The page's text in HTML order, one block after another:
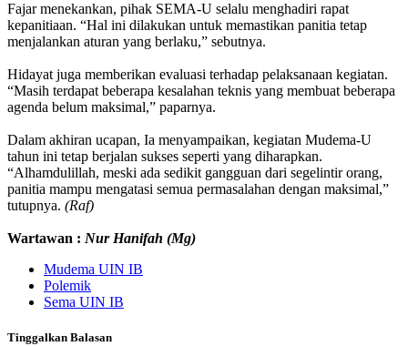
Fajar menekankan, pihak SEMA-U selalu menghadiri rapat
kepanitiaan. “Hal ini dilakukan untuk memastikan panitia tetap
menjalankan aturan yang berlaku,” sebutnya.
Hidayat juga memberikan evaluasi terhadap pelaksanaan kegiatan.
“Masih terdapat beberapa kesalahan teknis yang membuat beberapa
agenda belum maksimal,” paparnya.
Dalam akhiran ucapan, Ia menyampaikan, kegiatan Mudema-U
tahun ini tetap berjalan sukses seperti yang diharapkan.
“Alhamdulillah, meski ada sedikit gangguan dari segelintir orang,
panitia mampu mengatasi semua permasalahan dengan maksimal,”
tutupnya. (Raf)
Wartawan : Nur Hanifah (Mg)
Mudema UIN IB
Polemik
Sema UIN IB
Tinggalkan Balasan